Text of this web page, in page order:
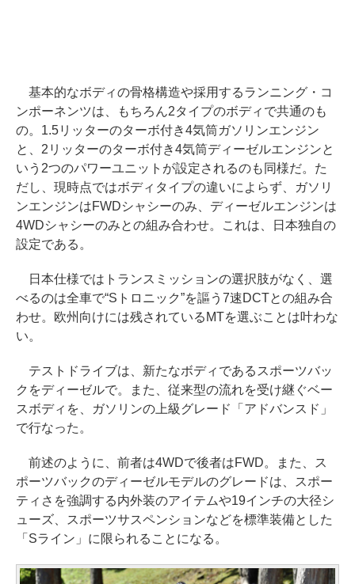
基本的なボディの骨格構造や採用するランニング・コ
ンポーネンツは、もちろん2タイプのボディで共通のも
の。1.5リッターのターボ付き4気筒ガソリンエンジン
と、2リッターのターボ付き4気筒ディーゼルエンジンと
いう2つのパワーユニットが設定されるのも同様だ。た
だし、現時点ではボディタイプの違いによらず、ガソリ
ンエンジンはFWDシャシーのみ、ディーゼルエンジンは
4WDシャシーのみとの組み合わせ。これは、日本独自の
設定である。
日本仕様ではトランスミッションの選択肢がなく、選
べるのは全車で“Sトロニック”を謳う7速DCTとの組み合
わせ。欧州向けには残されているMTを選ぶことは叶わな
い。
テストドライブは、新たなボディであるスポーツバッ
クをディーゼルで。また、従来型の流れを受け継ぐベー
スボディを、ガソリンの上級グレード「アドバンスド」
で行なった。
前述のように、前者は4WDで後者はFWD。また、ス
ポーツバックのディーゼルモデルのグレードは、スポー
ティさを強調する内外装のアイテムや19インチの大径シ
ューズ、スポーツサスペンションなどを標準装備とした
「Sライン」に限られることになる。